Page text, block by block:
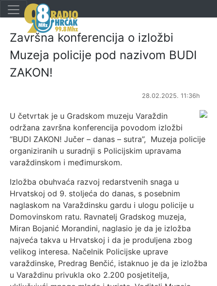
Završna konferencija o izložbi
Muzeja policije pod nazivom BUDI
ZAKON!
28.02.2025. 11:36h
U četvrtak je u Gradskom muzeju Varaždin
održana završna konferencija povodom izložbi
“BUDI ZAKON! Jučer – danas – sutra”, Muzeja policije
organiziranih u suradnji s Policijskim upravama
varaždinskom i međimurskom.
Izložba obuhvaća razvoj redarstvenih snaga u
Hrvatskoj od 9. stoljeća do danas, s posebnim
naglaskom na Varaždinsku gardu i ulogu policije u
Domovinskom ratu. Ravnatelj Gradskog muzeja,
Miran Bojanić Morandini, naglasio je da je izložba
najveća takva u Hrvatskoj i da je produljena zbog
velikog interesa. Načelnik Policijske uprave
varaždinske, Predrag Benčić, istaknuo je da je izložba
u Varaždinu privukla oko 2.200 posjetitelja,